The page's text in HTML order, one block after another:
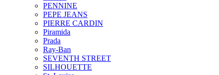
PENNINE
PEPE JEANS
PIERRE CARDIN
Piramida
Prada
Ray-Ban
SEVENTH STREET
SILHOUETTE